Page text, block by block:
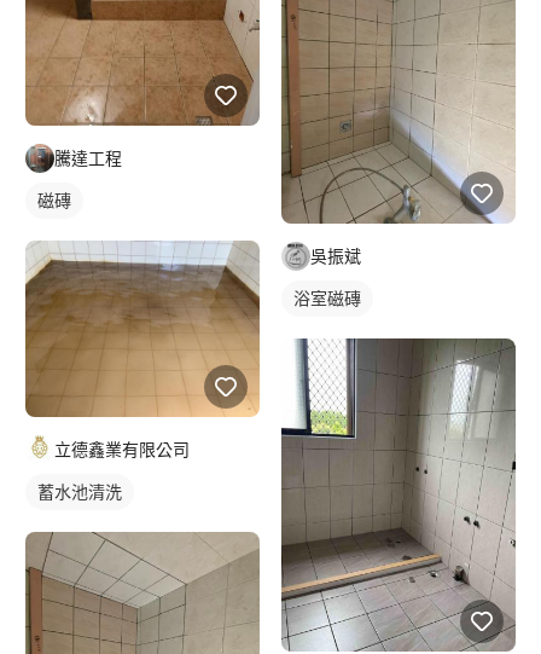
騰達工程
磁磚
立德鑫業有限公司
蓄水池清洗
吳振斌
浴室磁磚